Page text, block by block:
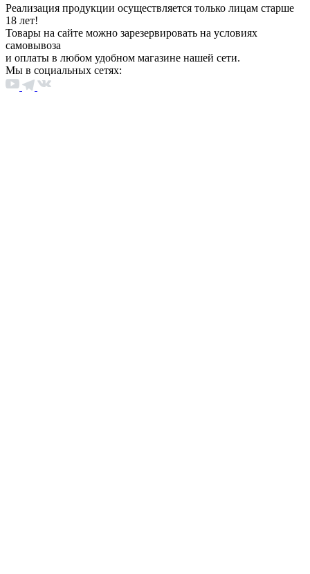
Реализация продукции осуществляется только лицам старше
18 лет!
Товары на сайте можно зарезервировать на условиях
самовывоза
и оплаты в любом удобном магазине нашей сети.
Мы в социальных сетях: